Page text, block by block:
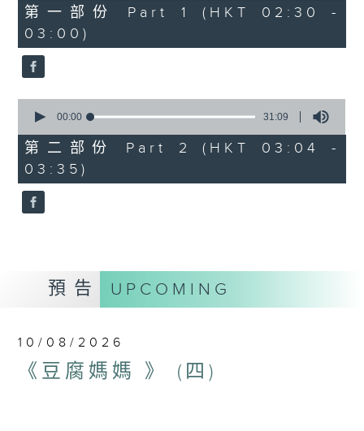
30
minutes,
0
seconds
第一部份 Part 1 (HKT 02:30 -
03:00)
seconds
31
minutes,
9
seconds
00:00 31:09
第二部份 Part 2 (HKT 03:04 -
03:35)
預告 UPCOMING
10/08/2026
《豆腐媽媽 》 (四)